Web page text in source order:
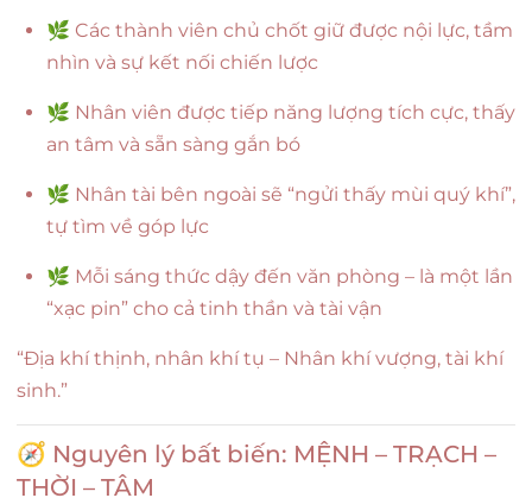
🌿 Các thành viên chủ chốt giữ được nội lực, tầm
nhìn và sự kết nối chiến lược
🌿 Nhân viên được tiếp năng lượng tích cực, thấy
an tâm và sẵn sàng gắn bó
🌿 Nhân tài bên ngoài sẽ “ngửi thấy mùi quý khí”,
tự tìm về góp lực
🌿 Mỗi sáng thức dậy đến văn phòng – là một lần
“xạc pin” cho cả tinh thần và tài vận
“Địa khí thịnh, nhân khí tụ – Nhân khí vượng, tài khí
sinh.”
🧭 Nguyên lý bất biến: MỆNH – TRẠCH –
THỜI – TÂM